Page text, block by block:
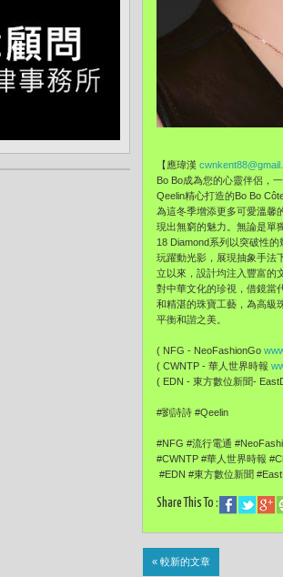
【應瑋漢
Bo Bo成為您的心靈伴侶，
Qeelin精心打造的Bo Bo
為這冬季增添更多可愛溫馨
現出無窮的魅力。無論是單
18 Diamond系列以突破性
玩躍動光影，展現抽象手法
立以來，設計均注入豐富的
對中華文化的珍視，借鏡當
和精湛的珠寶工藝，為高級
平衡和諧之美。
( NFG - NeoFashionGo
( CWNTP - 華人世界時報
( EDN - 東方數位新聞-
#劉詩詩 #Qeelin
#NFG #流行電通
#CWNTP #華人世界時報
#EDN #東方數位新聞
Share This To :
« 較新的文章